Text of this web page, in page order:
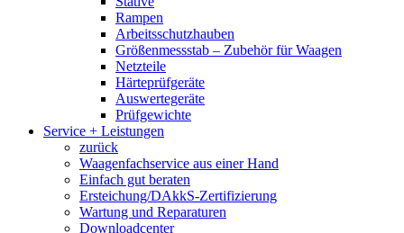
Rampen
Arbeitsschutzhauben
Größenmessstab – Zubehör für Waagen
Netzteile
Härteprüfgeräte
Auswertegeräte
Prüfgewichte
Service + Leistungen
zurück
Waagenfachservice aus einer Hand
Einfach gut beraten
Ersteichung/DAkkS-Zertifizierung
Wartung und Reparaturen
Downloadcenter